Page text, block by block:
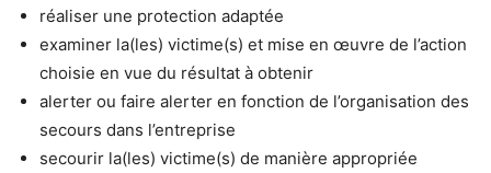
réaliser une protection adaptée
examiner la(les) victime(s) et mise en œuvre de l’action
choisie en vue du résultat à obtenir
alerter ou faire alerter en fonction de l’organisation des
secours dans l’entreprise
secourir la(les) victime(s) de manière appropriée